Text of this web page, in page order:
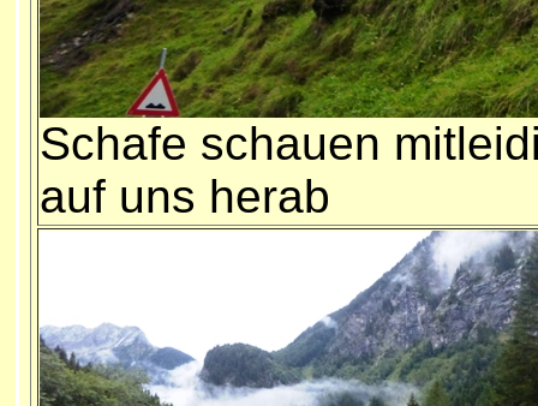
Schafe schauen
auf uns herab